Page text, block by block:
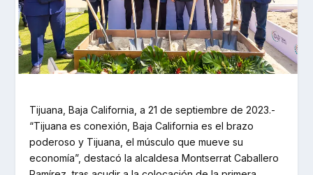
Tijuana, Baja California, a 21 de septiembre de 2023.-
“Tijuana es conexión, Baja California es el brazo
poderoso y Tijuana, el músculo que mueve su
economía”, destacó la alcaldesa Montserrat Caballero